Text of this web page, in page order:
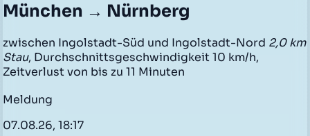
München → Nürnberg
zwischen Ingolstadt-Süd und Ingolstadt-Nord 2,0 km
Stau, Durchschnittsgeschwindigkeit 10 km/h,
Zeitverlust von bis zu 11 Minuten
Meldung
07.08.26, 18:17